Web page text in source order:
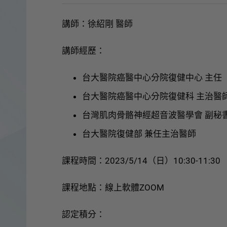
講師：徐紹剛 醫師
講師經歷：
台大醫院癌醫中心分院復健中心 主任
台大醫院癌醫中心分院復健科 主治醫
台灣肌肉骨骼神經超音波醫學會 副秘
台大醫院復健部 兼任主治醫師
課程時間：2023/5/14（日）10:30-11:30
課程地點：線上軟體ZOOM
認定積分：